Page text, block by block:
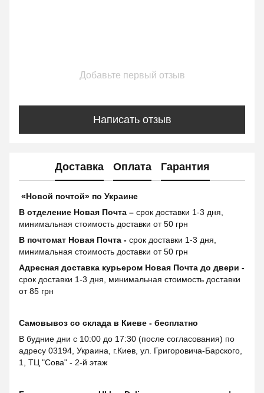
Добавьте первый отзыв
Написать отзыв
Доставка Оплата Гарантия
«Новой почтой» по Украине
В отделение Новая Почта – срок доставки 1-3 дня,
минимальная стоимость доставки от 50 грн
В почтомат Новая Почта - срок доставки 1-3 дня,
минимальная стоимость доставки от 50 грн
Адресная доставка курьером Новая Почта до двери -
срок доставки 1-3 дня, минимальная стоимость доставки
от 85 грн
Самовывоз со склада в Киеве - бесплатно
В будние дни с 10:00 до 17:30 (после согласования) по
адресу 03194, Украина, г.Киев, ул. Григоровича-Барского,
1, ТЦ "Сова" - 2-й этаж